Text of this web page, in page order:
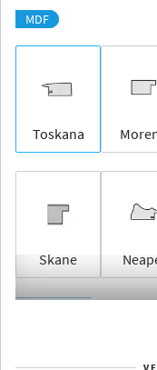
MDF
Toskana
Skane